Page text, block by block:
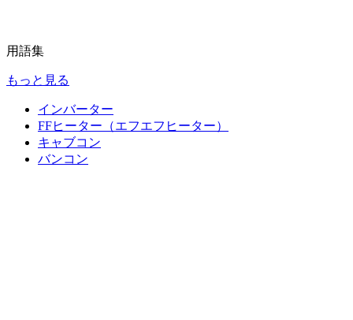
用語集
もっと見る
インバーター
FFヒーター（エフエフヒーター）
キャブコン
バンコン